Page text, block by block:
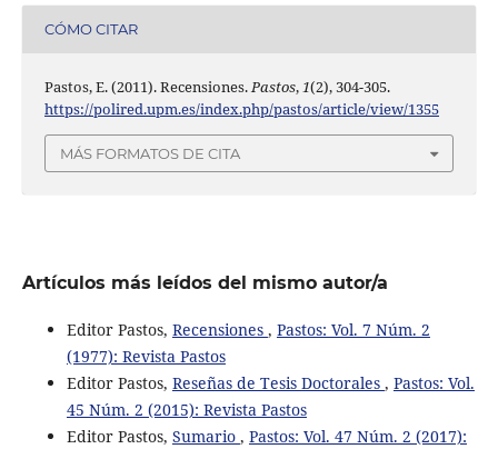
CÓMO CITAR
Pastos, E. (2011). Recensiones.Pastos,1(2), 304-305.
https://polired.upm.es/index.php/pastos/article/view/1355
MÁS FORMATOS DE CITA
Artículos más leídos del mismo autor/a
Editor Pastos, Recensiones , Pastos: Vol. 7 Núm. 2
(1977): Revista Pastos
Editor Pastos, Reseñas de Tesis Doctorales , Pastos: Vol.
45 Núm. 2 (2015): Revista Pastos
Editor Pastos, Sumario , Pastos: Vol. 47 Núm. 2 (2017):